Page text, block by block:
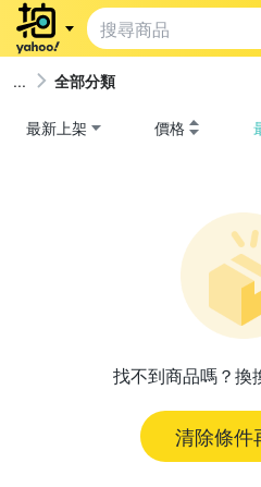
全部分類
最新上架 價格
找不到商品嗎？換
清除條件